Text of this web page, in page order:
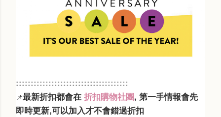
::::::::::::::::::::::::::::::::::::::
📌最新折扣都會在 折扣購物社團, 第一手情報會先
即時更新,可以加入才不會錯過折扣